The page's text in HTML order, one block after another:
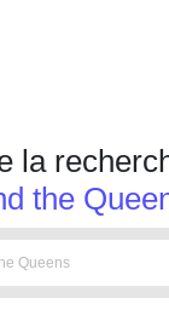
la
the